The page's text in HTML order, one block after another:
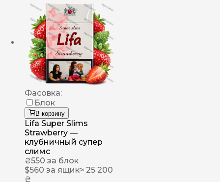
Фасовка:
Блок
В корзину
Lifa Super Slims
Strawberry —
клубничный супер
слимс
₴550 за блок
$560 за ящик≈ 25 200
₴